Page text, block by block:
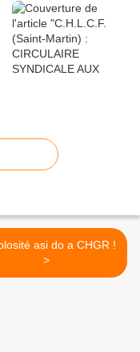
asi do a CHGR !
>